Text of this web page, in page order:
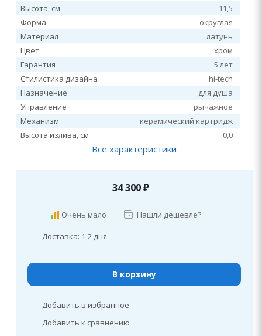
Высота, см
11,5
Форма
округлая
Материал
латунь
Цвет
хром
Гарантия
5 лет
Стилистика дизайна
hi-tech
Назначение
для душа
Управление
рычажное
Механизм
керамический картридж
Высота излива, см
0,0
Все характеристики
34 300₽
Очень мало Нашли дешевле?
Доставка: 1-2 дня
В корзину
Добавить в избранное
Добавить к сравнению